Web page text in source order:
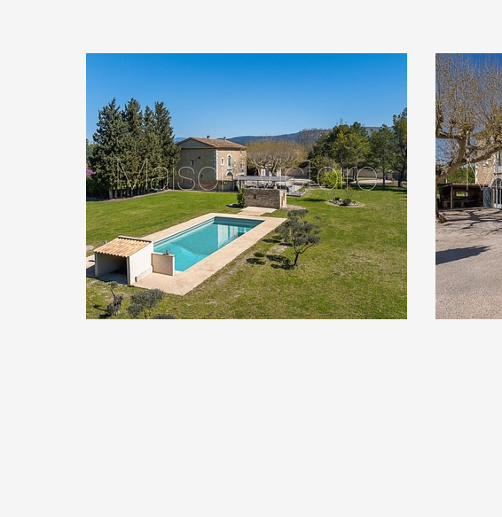
Le rez-de-chaussée propose un espace de vie ouvert
d’environ 75 m2, sublimé par une hauteur sous plafond
3,5 mètres. Il comprend un salon / salle à manger avec
traditionnelle, offrant une atmosphère chaleureuse et
cuisine entièrement équipée, avec arrière-cuisine,
harmonieusement à cet espace. Un coin bar avec
une touche de convivialité. Ce niveau dispose également
de bains invités, d’un WC indépendant et d’une chambre.
Un élégant escalier en pierre mène au premier étage, où
volumes deviennent encore plus impressionnants avec
sous plafond atteignant 6 mètres. Une superbe pièce de
cathédrale, pouvant faire office de salon ou de bureau,